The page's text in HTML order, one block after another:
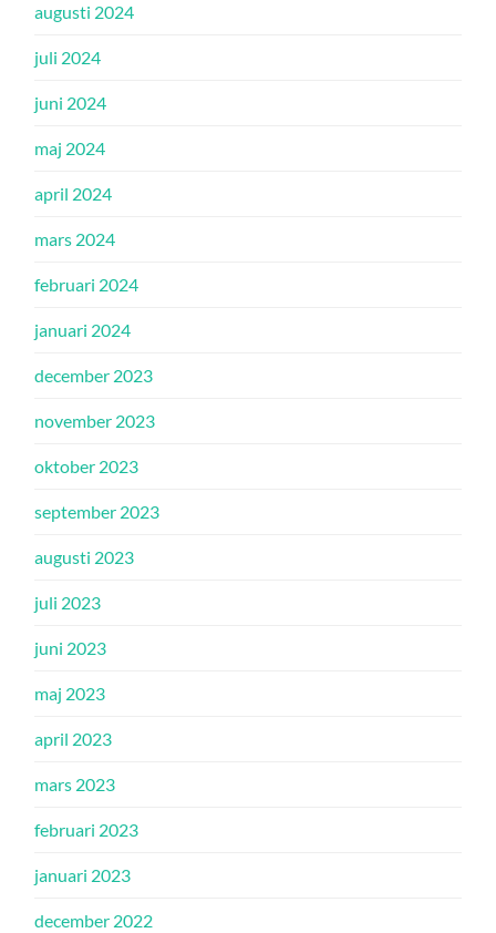
augusti 2024
juli 2024
juni 2024
maj 2024
april 2024
mars 2024
februari 2024
januari 2024
december 2023
november 2023
oktober 2023
september 2023
augusti 2023
juli 2023
juni 2023
maj 2023
april 2023
mars 2023
februari 2023
januari 2023
december 2022